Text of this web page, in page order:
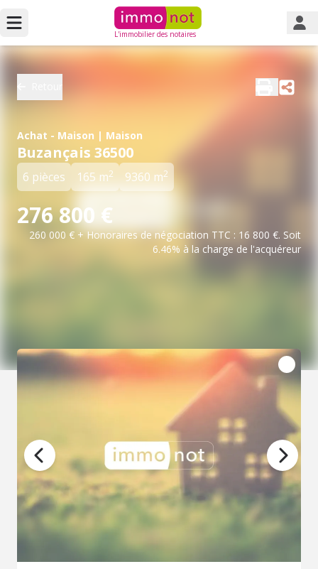
L'immobilier des notaires
Achat - Maison | Maison
Buzançais 36500
6 pièces 165 m2 9360 m2
276 800 €
260 000 € + Honoraires de négociation TTC : 16 800 €. Soit
6.46% à la charge de l'acquéreur